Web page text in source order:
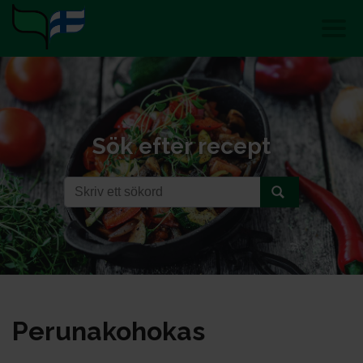
Sök efter recept
Pe­ru­na­ko­ho­kas